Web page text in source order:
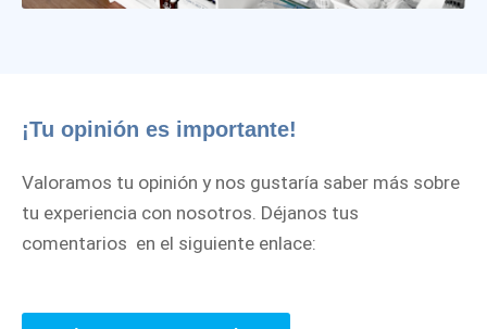
¡Tu opinión es importante!
Valoramos tu opinión y nos gustaría saber más sobre
tu experiencia con nosotros. Déjanos tus
comentarios en el siguiente enlace: